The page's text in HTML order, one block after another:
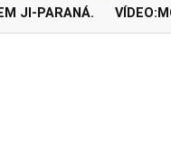
PARANÁ.